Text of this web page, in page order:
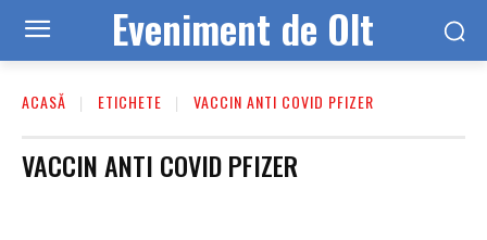
Eveniment de Olt
ACASĂ ETICHETE VACCIN ANTI COVID PFIZER
VACCIN ANTI COVID PFIZER